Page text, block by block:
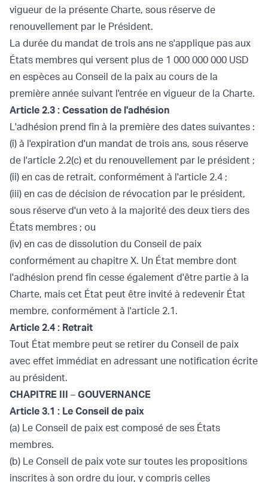
vigueur de la présente Charte, sous réserve de
renouvellement par le Président.
La durée du mandat de trois ans ne s'applique pas aux
États membres qui versent plus de 1 000 000 000 USD
en espèces au Conseil de la paix au cours de la
première année suivant l'entrée en vigueur de la Charte.
Article 2.3 : Cessation de l'adhésion
L'adhésion prend fin à la première des dates suivantes :
(i) à l'expiration d'un mandat de trois ans, sous réserve
de l'article 2.2(c) et du renouvellement par le président ;
(ii) en cas de retrait, conformément à l'article 2.4 ;
(iii) en cas de décision de révocation par le président,
sous réserve d'un veto à la majorité des deux tiers des
États membres ; ou
(iv) en cas de dissolution du Conseil de paix
conformément au chapitre X. Un État membre dont
l'adhésion prend fin cesse également d'être partie à la
Charte, mais cet État peut être invité à redevenir État
membre, conformément à l'article 2.1.
Article 2.4 : Retrait
Tout État membre peut se retirer du Conseil de paix
avec effet immédiat en adressant une notification écrite
au président.
CHAPITRE III – GOUVERNANCE
Article 3.1 : Le Conseil de paix
(a) Le Conseil de paix est composé de ses États
membres.
(b) Le Conseil de paix vote sur toutes les propositions
inscrites à son ordre du jour, y compris celles